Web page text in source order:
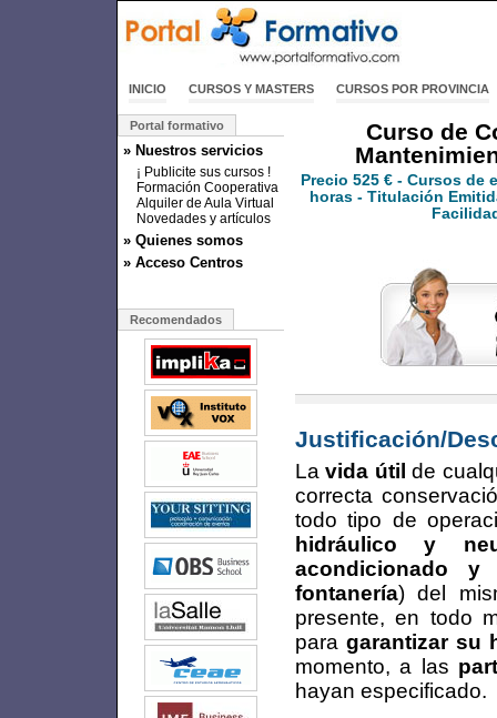
INICIO CURSOS Y MASTERS CURSOS POR PROVINCIA
Portal formativo
» Nuestros servicios
¡ Publicite sus cursos !
Formación Cooperativa
Alquiler de Aula Virtual
Novedades y artículos
» Quienes somos
» Acceso Centros
Recomendados
Curso de
Precio 525 € - Cursos de
horas - Titulación
Justificación/
Lavida útil de
correcta
todo tipo de
hidráulico y
acondicionado
fontanería) del
presente, en todo
para garantizar su
momento, a las
hayan especificado.